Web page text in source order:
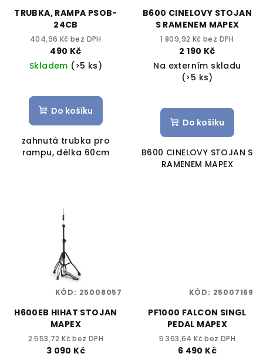
TRUBKA, RAMPA PSOB-
24CB
404,96 Kč bez DPH
490 Kč
Skladem (>5 ks)
Do košíku
zahnutá trubka pro
rampu, délka 60cm
B600 CINELOVY STOJAN
S RAMENEM MAPEX
1 809,92 Kč bez DPH
2 190 Kč
Na externím skladu
(>5 ks)
Do košíku
B600 CINELOVY STOJAN S
RAMENEM MAPEX
H600EB HIHAT STOJAN
MAPEX
2 553,72 Kč bez DPH
3 090 Kč
KÓD: 25008057
PF1000 FALCON SINGL
PEDAL MAPEX
5 363,64 Kč bez DPH
6 490 Kč
KÓD: 25007169